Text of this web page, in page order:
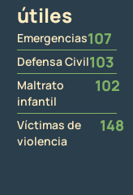
útiles
Emergencias107
Defensa Civil103
Maltrato
infantil
102
Víctimas de
violencia
148